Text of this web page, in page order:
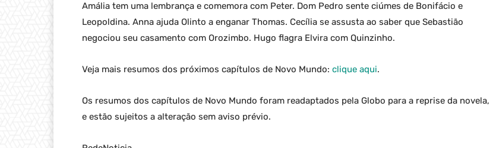
Amália tem uma lembrança e comemora com Peter. Dom Pedro sente ciúmes de Bonifácio e
Leopoldina. Anna ajuda Olinto a enganar Thomas. Cecília se assusta ao saber que Sebastião
negociou seu casamento com Orozimbo. Hugo flagra Elvira com Quinzinho.
Veja mais resumos dos próximos capítulos de Novo Mundo: clique aqui.
Os resumos dos capítulos de Novo Mundo foram readaptados pela Globo para a reprise da novela,
e estão sujeitos a alteração sem aviso prévio.